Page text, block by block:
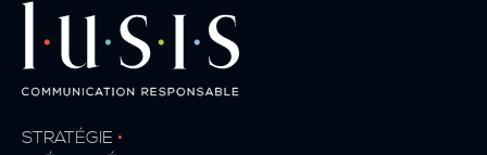
STRATÉGIE •